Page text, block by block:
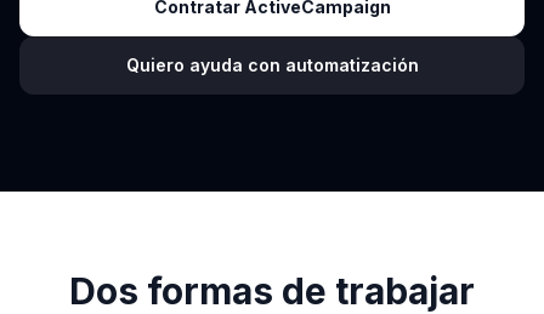
Contratar ActiveCampaign
Quiero ayuda con automatización
Dos formas de trabajar